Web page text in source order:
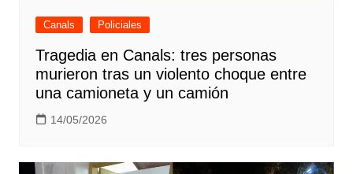
Canals Policiales
Tragedia en Canals: tres personas
murieron tras un violento choque entre
una camioneta y un camión
14/05/2026